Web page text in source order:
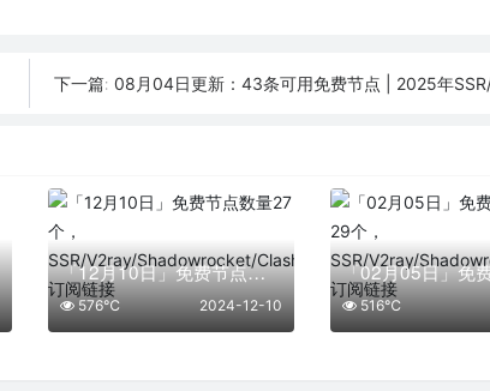
下一篇: 08月04日更新：43条可用免费节点 | 2025年SSR/V2ray/
「12月10日」免费节点数量27个，SSR/V2ray/Shadowrocket/Clash订阅链接
2024-12-10
576℃ 516℃